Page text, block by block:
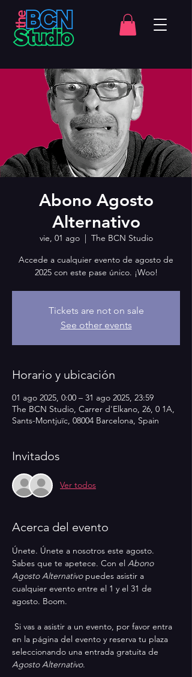
Abono Agosto
Alternativo
vie, 01 ago
  |
The BCN Studio
Accede a cualquier evento de agosto de
2025 con este pase único. ¡Woo!
Tickets are not on sale
See other events
Horario y ubicación
01 ago 2025, 0:00 – 31 ago 2025, 23:59
The BCN Studio, Carrer d'Elkano, 26, 0 1A,
Sants-Montjuïc, 08004 Barcelona, Spain
Invitados
Ver todos
Acerca del evento
Únete. Únete a nosotros este agosto.
Sabes que te apetece. Con el Abono
Agosto Alternativo puedes asistir a
cualquier evento entre el 1 y el 31 de
agosto. Boom.
en la página del evento y reserva tu plaza
seleccionando una entrada gratuita de
Agosto Alternativo.